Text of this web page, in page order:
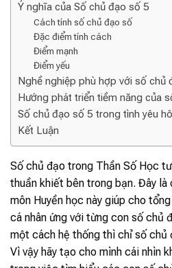
Ý nghĩa của Số chủ đạo số 5
Cách tính số chủ đạo số
Đặc điểm tính cách
Điểm mạnh
Điểm yếu
Nghề nghiệp phù hợp với số chủ
Hướng phát triển tiềm năng của
Số chủ đạo số 5 trong tình yêu
Kết Luận
Số chủ đạo trong Thần Số Học
thuần khiết bên trong bạn. Đây
môn Huyền học này giúp cho
cá nhân ứng với từng con số chủ
một cách hệ thống thì chỉ số chủ
Vì vậy hãy tạo cho mình cái nhìn